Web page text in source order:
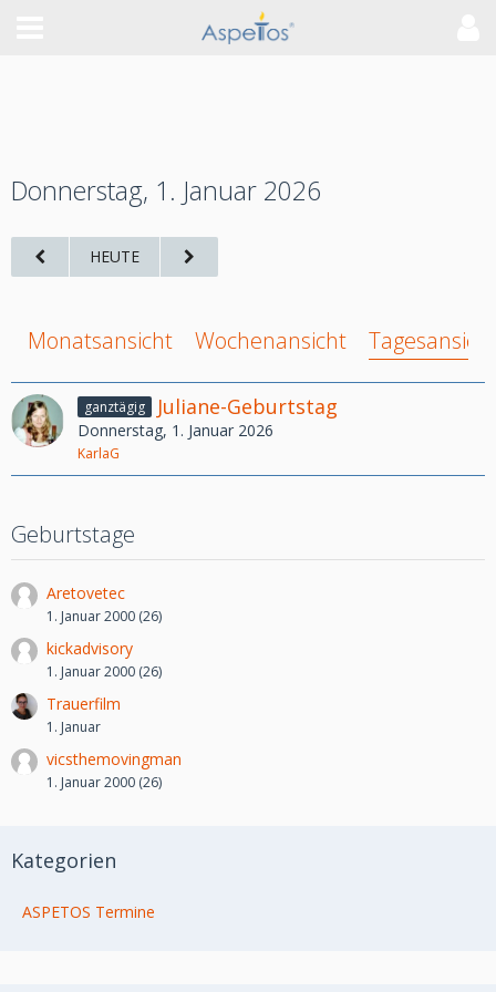
Donnerstag, 1. Januar 2026
HEUTE
Monatsansicht Wochenansicht Tagesansicht
ganztägig Juliane-Geburtstag
Donnerstag, 1. Januar 2026
KarlaG
Geburtstage
Aretovetec
1. Januar 2000 (26)
kickadvisory
1. Januar 2000 (26)
Trauerfilm
1. Januar
vicsthemovingman
1. Januar 2000 (26)
Kategorien
ASPETOS Termine